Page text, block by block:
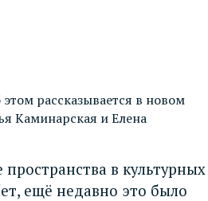
рассказывается в новом
Каминарская и Елена
в культурных
ещё недавно это было